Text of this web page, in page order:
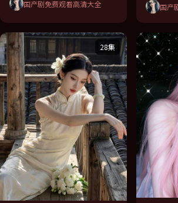
国产剧免费观看高清大全
国产
28集